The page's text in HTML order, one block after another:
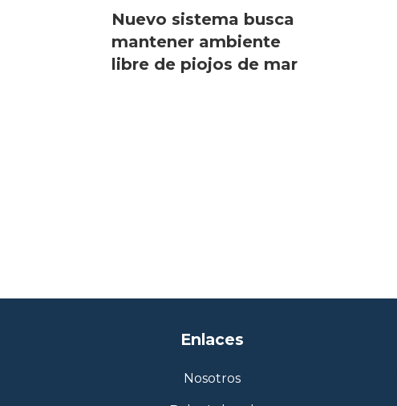
Nuevo sistema busca
mantener ambiente
libre de piojos de mar
Enlaces
Nosotros